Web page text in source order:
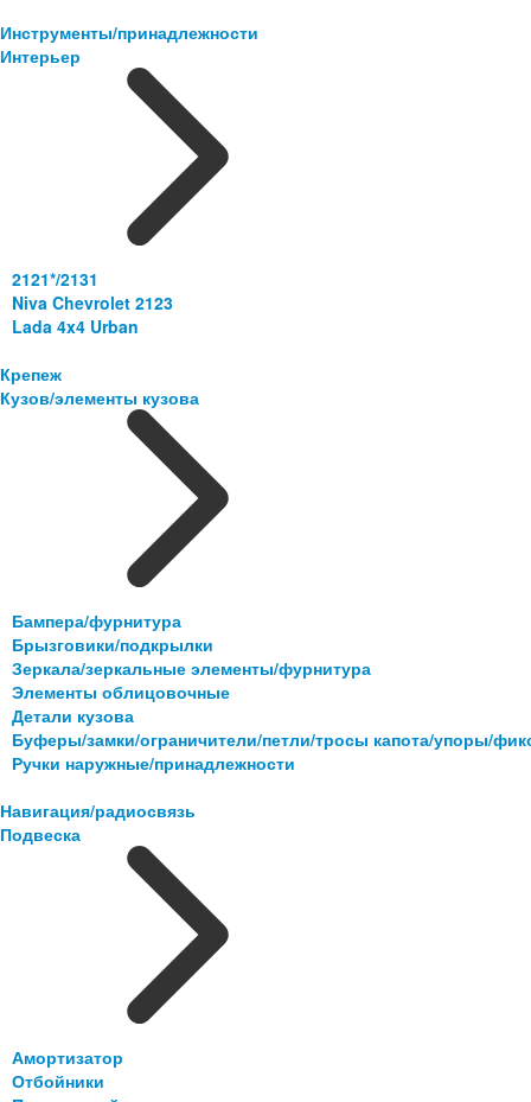
Инструменты/принадлежности
Интерьер
2121*/2131
Niva Chevrolet 2123
Lada 4x4 Urban
Крепеж
Кузов/элементы кузова
Бампера/фурнитура
Брызговики/подкрылки
Зеркала/зеркальные элементы/фурнитура
Элементы облицовочные
Детали кузова
Буферы/замки/ограничители/петли/тросы капота/упоры/
Ручки наружные/принадлежности
Навигация/радиосвязь
Подвеска
Амортизатор
Отбойники